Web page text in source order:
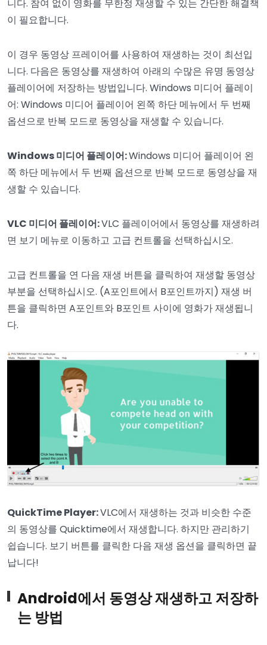
니다. 참여 없이 영화를 무한정 재생할 수 있는 간단한 해결책
이 필요합니다.
이 경우 동영상 프레이어를 사용하여 재생하는 것이 최선입
니다. 다음은 동영상를 재생하여 아래의 수많은 유명 동영상
플레이어에 저장하는 방법입니다. Windows 미디어 플레이
어: Windows 미디어 플레이어 왼쪽 하단 메뉴에서 두 번째
옵션으로 반복 모드로 동영상을 재생할 수 있습니다.
Windows 미디어 플레이어:Windows 미디어 플레이어 왼
쪽 하단 메뉴에서 두 번째 옵션으로 반복 모드로 동영상을 재
생할 수 있습니다.
VLC 미디어 플레이어:VLC 플레이어에서 동영상를 재생하려
면 보기 메뉴로 이동하고 고급 컨트롤을 선택하십시오.
고급 컨트롤을 연 다음 재생 버튼을 클릭하여 재생할 동영상
부분을 선택하십시오. (A포인트에서 B포인트까지) 재생 버
튼을 클릭하면 A포인트와 B포인트 사이에 영화가 재생됩니
다.
QuickTime Player:VLC에서 재생하는 것과 비슷한 수준
의 동영상를 Quicktime에서 재생합니다. 하지만 관리하기
쉽습니다. 보기 버튼를 클릭한 다음 재생 옵션을 클릭하면 끝
납니다!
Android에서 동영상 재생하고 저장하
는 방법